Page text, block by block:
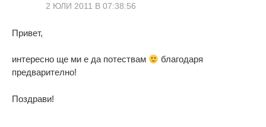
2 ЮЛИ 2011 В 07:38:56
Привет,
интересно ще ми е да потествам
благодаря
предварително!
Поздрави!